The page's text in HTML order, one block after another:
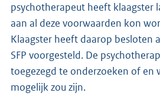
psychotherapeut heeft klaagster
aan al deze voorwaarden kon
Klaagster heeft daarop besloten
SFP voorgesteld. De
toegezegd te onderzoeken of en
mogelijk zou zijn.